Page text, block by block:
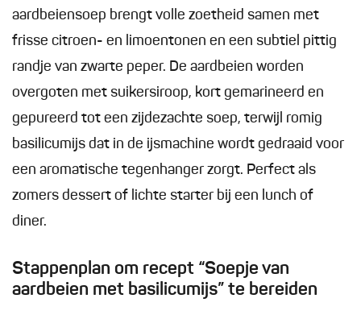
aardbeiensoep brengt volle zoetheid samen met
frisse citroen- en limoentonen en een subtiel pittig
randje van zwarte peper. De aardbeien worden
overgoten met suikersiroop, kort gemarineerd en
gepureerd tot een zijdezachte soep, terwijl romig
basilicumijs dat in de ijsmachine wordt gedraaid voor
een aromatische tegenhanger zorgt. Perfect als
zomers dessert of lichte starter bij een lunch of
diner.
Stappenplan om recept “Soepje van
aardbeien met basilicumijs” te bereiden